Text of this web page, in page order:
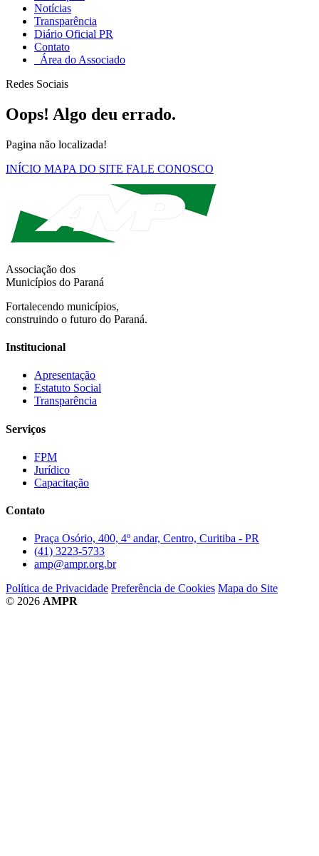
Notícias
Transparência
Diário Oficial PR
Contato
Área do Associado
Redes Sociais
Oops! Algo deu errado.
Pagina não localizada!
INÍCIO MAPA DO SITE FALE CONOSCO
Associação dos
Municípios do Paraná
Fortalecendo municípios,
construindo o futuro do Paraná.
Institucional
Apresentação
Estatuto Social
Transparência
Serviços
FPM
Jurídico
Capacitação
Contato
Praça Osório, 400, 4º andar, Centro, Curitiba - PR
(41) 3223-5733
amp@ampr.org.br
Política de Privacidade Preferência de Cookies Mapa do Site
© 2026 AMPR